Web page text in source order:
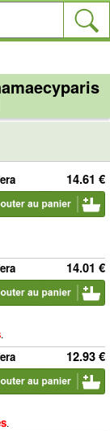
14.61 €
14.01 €
.
12.93 €
.